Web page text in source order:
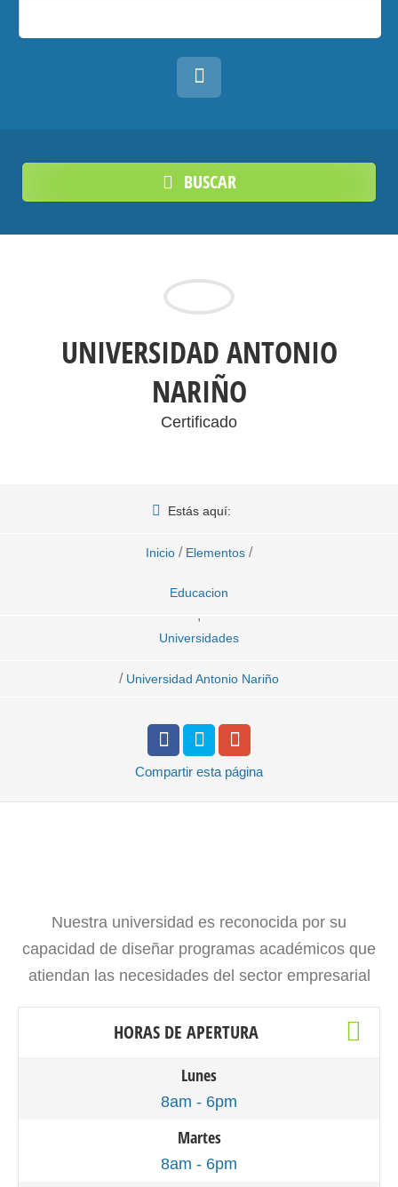
BUSCAR
UNIVERSIDAD ANTONIO
NARIÑO
Certificado
Estás aquí:
Inicio / Elementos /
Educacion
,
Universidades
/ Universidad Antonio Nariño
Compartir esta página
Nuestra universidad es reconocida por su
capacidad de diseñar programas académicos que
atiendan las necesidades del sector empresarial
HORAS DE APERTURA
Lunes
8am - 6pm
Martes
8am - 6pm